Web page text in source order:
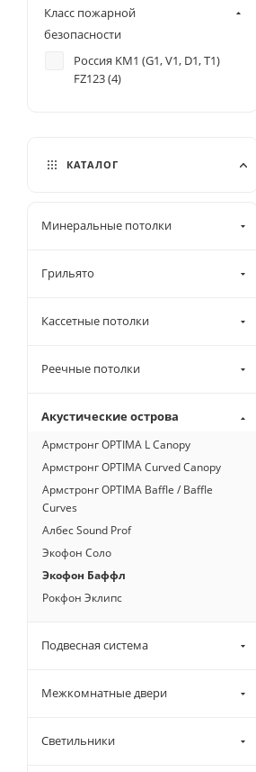
Класс пожарной
безопасности
Россия KM1 (G1, V1, D1, T1)
FZ123 (4)
КАТАЛОГ
Минеральные потолки
Грильято
Кассетные потолки
Реечные потолки
Акустические острова
Армстронг OPTIMA L Canopy
Армстронг OPTIMA Curved Canopy
Армстронг OPTIMA Baffle / Baffle
Curves
Албес Sound Prof
Экофон Соло
Экофон Баффл
Рокфон Эклипс
Подвесная система
Межкомнатные двери
Светильники